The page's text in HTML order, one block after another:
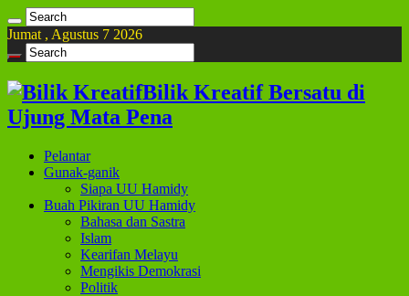
Jumat , Agustus 7 2026
Bilik Kreatif Bersatu di
Ujung Mata Pena
Pelantar
Gunak-ganik
Siapa UU Hamidy
Buah Pikiran UU Hamidy
Bahasa dan Sastra
Islam
Kearifan Melayu
Mengikis Demokrasi
Politik